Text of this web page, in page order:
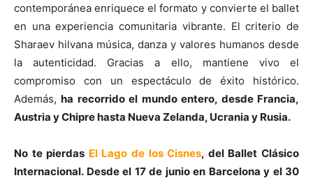
contemporánea enriquece el formato y convierte el ballet
en una experiencia comunitaria vibrante. El criterio de
Sharaev hilvana música, danza y valores humanos desde
la autenticidad. Gracias a ello, mantiene vivo el
compromiso con un espectáculo de éxito histórico.
Además,ha recorrido el mundo entero, desde Francia,
Austria y Chipre hasta Nueva Zelanda, Ucrania y Rusia.
No te pierdas El Lago de los Cisnes, del Ballet Clásico
Internacional. Desde el 17 de junio en Barcelona y el 30